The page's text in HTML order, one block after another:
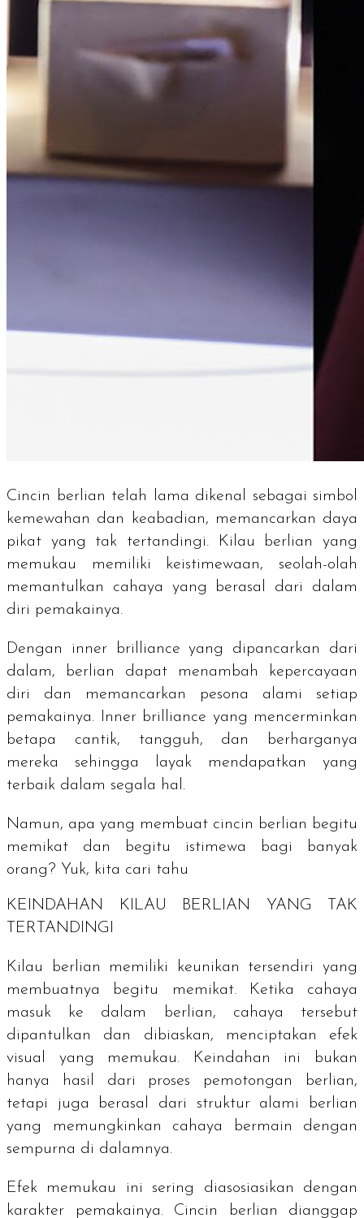
Cincin berlian telah lama dikenal sebagai simbol
kemewahan dan keabadian, memancarkan daya
pikat yang tak tertandingi. Kilau berlian yang
memukau memiliki keistimewaan, seolah-olah
memantulkan cahaya yang berasal dari dalam
diri pemakainya.
Dengan inner brilliance yang dipancarkan dari
dalam, berlian dapat menambah kepercayaan
diri dan memancarkan pesona alami setiap
pemakainya.
Inner brilliance yang mencerminkan
betapa cantik, tangguh, dan berharganya
mereka sehingga layak mendapatkan yang
terbaik dalam segala hal.
Namun, apa yang membuat cincin berlian begitu
memikat dan begitu istimewa bagi banyak
orang? Yuk, kita cari tahu
KEINDAHAN KILAU BERLIAN YANG TAK
TERTANDINGI
Kilau berlian memiliki keunikan tersendiri yang
membuatnya begitu memikat. Ketika cahaya
masuk ke dalam berlian, cahaya tersebut
dipantulkan dan dibiaskan, menciptakan efek
visual yang memukau. Keindahan ini bukan
hanya hasil dari proses pemotongan berlian,
tetapi juga berasal dari struktur alami berlian
yang memungkinkan cahaya bermain dengan
sempurna di dalamnya.
Efek memukau ini sering diasosiasikan dengan
karakter pemakainya. Cincin berlian dianggap